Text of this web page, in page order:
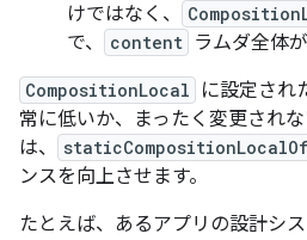
けではなく、
で、
content ラムダ全体
CompositionLocal
に設定され
常に低いか、まったく変更され
は、
ンスを向上させます。
たとえば、あるアプリの設計シ